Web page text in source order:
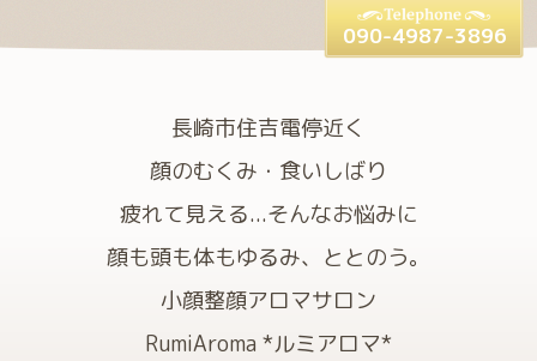
長崎市住吉電停近く
顔のむくみ・食いしばり
疲れて見える...そんなお悩みに
顔も頭も体もゆるみ、ととのう。
小顔整顔アロマサロン
RumiAroma *ルミアロマ*
090-4987-3896